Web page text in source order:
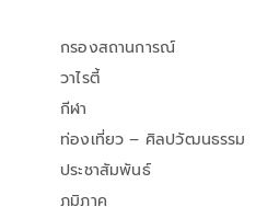
กรองสถานการณ์
วาไรตี้
กีฬา
ท่องเที่ยว – ศิลปวัฒนธรรม
ประชาสัมพันธ์
ภูมิภาค